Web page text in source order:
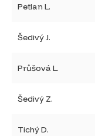
Petlan L.
Šedivý J.
Průšová L.
Šedivý Z.
Tichý D.